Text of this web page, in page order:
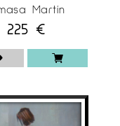
2008-2009»
Martín
225 €